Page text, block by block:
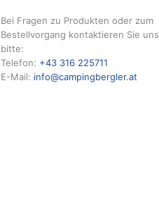
Bei Fragen zu Produkten oder zum
Bestellvorgang kontaktieren Sie uns
bitte:
Telefon: +43 316 225711
E-Mail: info@campingbergler.at